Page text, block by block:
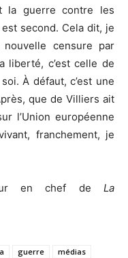
la guerre contre les
second. Cela dit, je
censure par
liberté, c’est celle de
À défaut, c’est une
que de Villiers ait
l’Union européenne
franchement, je
en chef deLa
guerre
médias